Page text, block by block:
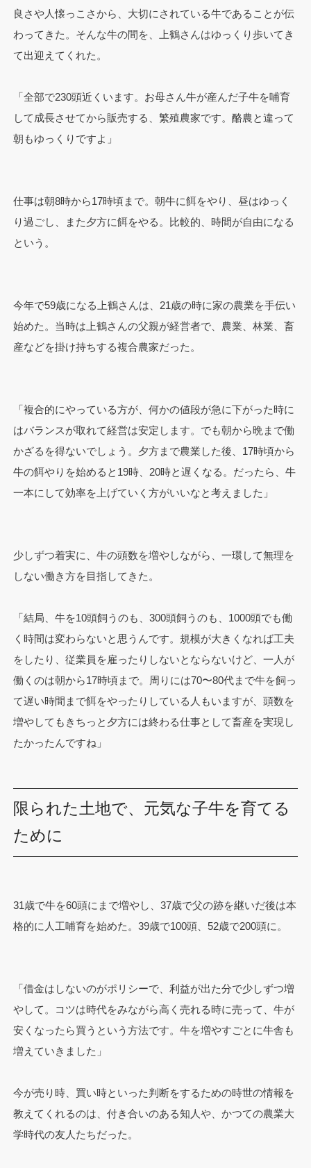
良さや人懐っこさから、大切にされている牛であることが伝
わってきた。そんな牛の間を、上鶴さんはゆっくり歩いてき
て出迎えてくれた。
「全部で230頭近くいます。お母さん牛が産んだ子牛を哺育
して成長させてから販売する、繁殖農家です。酪農と違って
朝もゆっくりですよ」
仕事は朝8時から17時頃まで。朝牛に餌をやり、昼はゆっく
り過ごし、また夕方に餌をやる。比較的、時間が自由になる
という。
今年で59歳になる上鶴さんは、21歳の時に家の農業を手伝い
始めた。当時は上鶴さんの父親が経営者で、農業、林業、畜
産などを掛け持ちする複合農家だった。
「複合的にやっている方が、何かの値段が急に下がった時に
はバランスが取れて経営は安定します。でも朝から晩まで働
かざるを得ないでしょう。夕方まで農業した後、17時頃から
牛の餌やりを始めると19時、20時と遅くなる。だったら、牛
一本にして効率を上げていく方がいいなと考えました」
少しずつ着実に、牛の頭数を増やしながら、一環して無理を
しない働き方を目指してきた。
「結局、牛を10頭飼うのも、300頭飼うのも、1000頭でも働
く時間は変わらないと思うんです。規模が大きくなれば工夫
をしたり、従業員を雇ったりしないとならないけど、一人が
働くのは朝から17時頃まで。周りには70〜80代まで牛を飼っ
て遅い時間まで餌をやったりしている人もいますが、頭数を
増やしてもきちっと夕方には終わる仕事として畜産を実現し
たかったんですね」
限られた土地で、元気な子牛を育てる
ために
31歳で牛を60頭にまで増やし、37歳で父の跡を継いだ後は本
格的に人工哺育を始めた。39歳で100頭、52歳で200頭に。
「借金はしないのがポリシーで、利益が出た分で少しずつ増
やして。コツは時代をみながら高く売れる時に売って、牛が
安くなったら買うという方法です。牛を増やすごとに牛舎も
増えていきました」
今が売り時、買い時といった判断をするための時世の情報を
教えてくれるのは、付き合いのある知人や、かつての農業大
学時代の友人たちだった。